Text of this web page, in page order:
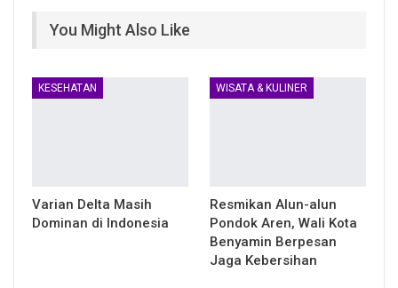
You Might Also Like
KESEHATAN
Varian Delta Masih
Dominan di Indonesia
WISATA & KULINER
Resmikan Alun-alun
Pondok Aren, Wali Kota
Benyamin Berpesan
Jaga Kebersihan